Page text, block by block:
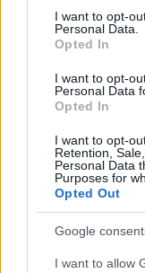
consent section.
I want to opt-
Personal Data.
Opted In
I want to opt-
Personal Data
Opted In
I want to opt-
Retention,
Personal Data
Purposes for
Opted Out
Google
I want to allow